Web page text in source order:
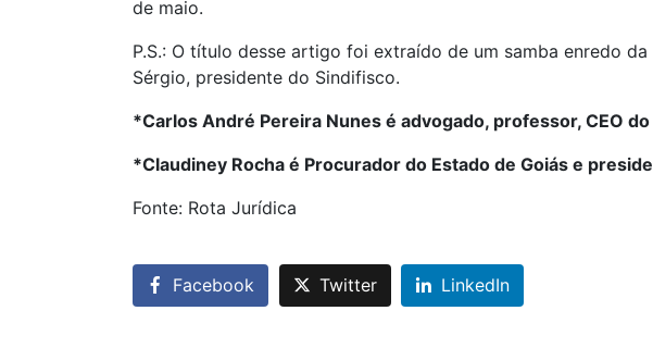
de maio.
P.S.: O título desse artigo foi extraído de um samba enredo
Sérgio, presidente do Sindifisco.
*Carlos André Pereira Nunes é advogado, professor, CEO
*Claudiney Rocha é Procurador do Estado de Goiás e
Fonte: Rota Jurídica
Facebook Twitter LinkedIn